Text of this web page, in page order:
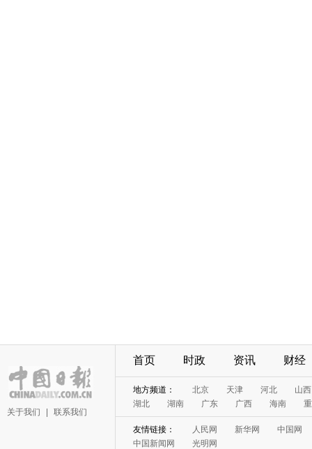
关于我们 联系我们
首页 时政 资讯 财经
地方频道： 北京 天津 河北
山西
湖北
湖南 广东 广西 海南
友情链接： 人民网 新华网
中国网
中国新闻网
光明网